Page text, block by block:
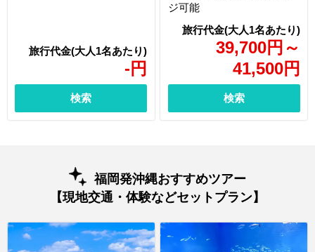
- 円
検索
39,700円 ～
41,500円
ジ可能
検索
福岡発沖縄おすすめツアー
【現地交通・体験などセットプラン】